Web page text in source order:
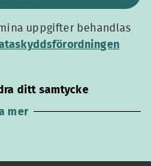
uppgifter behandlas
ditt samtycke
mer